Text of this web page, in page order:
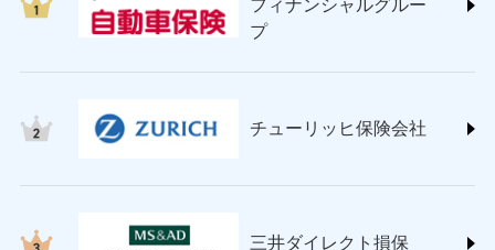
(https://www.sompo-direct.co.jp/)
チューリッヒ保険会社 (https://www.zurich.co.jp/)
(https://www.nisshinfire.co.jp/)
(https://www.petfamilyins.co.jp/)
ins.com/)
フィナンシャルグルー
プ
チューリッヒ保険会社
三井ダイレクト損保